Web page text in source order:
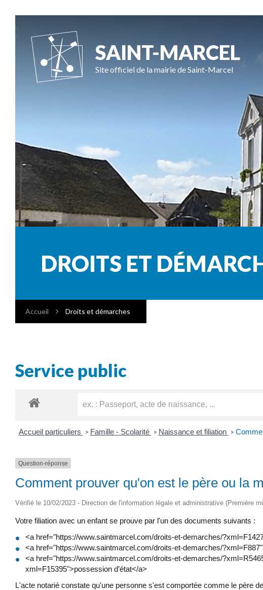
SAINT-MARCEL
Site officiel de la mairie de Saint-Marcel
DROITS ET
Accueil Droits et démarches
Service public
Accueil particuliers > Famille - Scolarité > Naissance et filiation >
Question-réponse
Comment prouver qu'on est le père ou la
Vérifié le 10/02/2023 - Direction de l'information légale et administrative (Première
Votre filiation avec un enfant se prouve par l'un des documents suivants :
<a href="https://www.saintmarcel.com/droits-et-demarches/
<a href="https://www.saintmarcel.com/droits-et-demarches/
<a href="https://www.saintmarcel.com/droits-et-demarches/
xml=F15395">possession d’état</a>
L'acte notarié constate qu'une personne s'est comportée comme le père